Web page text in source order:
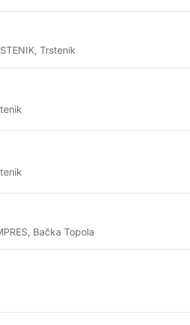
Trstenik
Bačka Topola